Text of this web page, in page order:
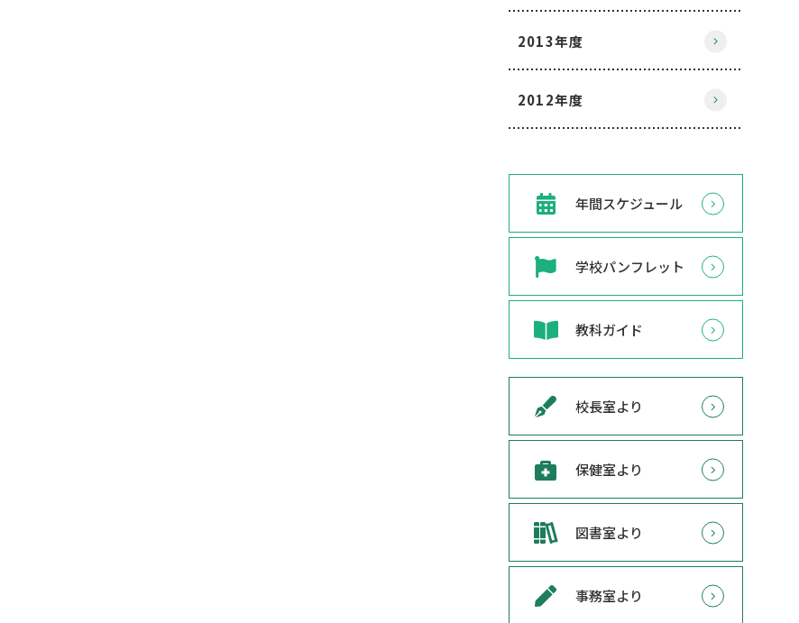
2013年度
2012年度
年間スケジュール
学校パンフレット
教科ガイド
校長室より
保健室より
図書室より
事務室より